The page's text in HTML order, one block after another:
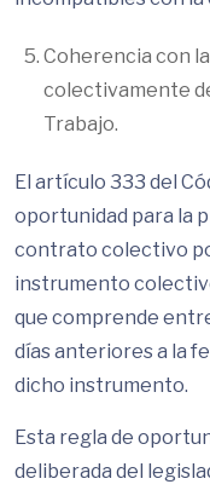
Coherencia con
colectivamente
Trabajo.
El artículo 333 del
oportunidad para la
contrato colectivo
instrumento
que comprende
días anteriores a la
dicho instrumento.
Esta regla de
deliberada del